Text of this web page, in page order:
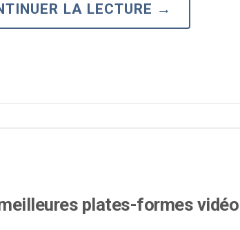
LA LECTURE →
plates-formes vidéo